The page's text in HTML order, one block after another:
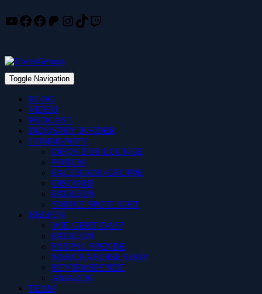
Skip
YouTube
Facebook
Facebook
Patreon
Instagram
TikTok
Twitch
Toggle Navigation
BLOG
VIDEO
PODCAST
INDUSTRY INSIDER
COMMUNITY
INFOS ZUR LOUNGE
FORUM
FACEBOOK-GRUPPE
DISCORD
PATREON
SMOKE SPOTLIGHT
HELFEN
WIE GEHT DAS?
PATREON
PAYPAL SPENDE
MERCHANDISE SHOP
REVIEWSPENDE
AMAZON
TEAM